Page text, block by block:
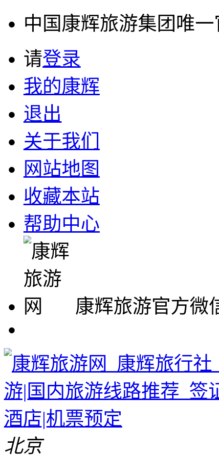
中国康辉旅游集团唯
请登录
我的康辉
退出
关于我们
网站地图
收藏本站
帮助中心
康辉旅游官方微
北京